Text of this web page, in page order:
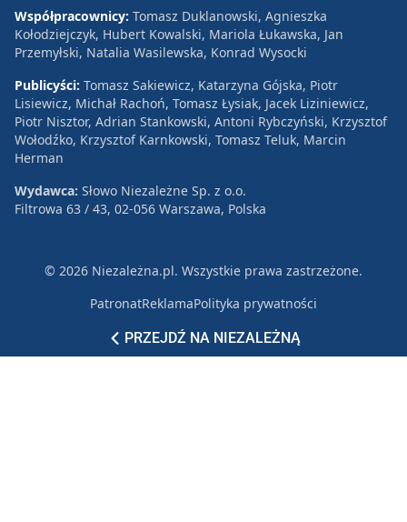
PRZEJDŹ NA NIEZALEŻNĄ
Współpracownicy: Tomasz Duklanowski, Agnieszka
Kołodziejczyk, Hubert Kowalski, Mariola Łukawska, Jan
Przemyłski, Natalia Wasilewska, Konrad Wysocki
Publicyści: Tomasz Sakiewicz, Katarzyna Gójska, Piotr
Lisiewicz, Michał Rachoń, Tomasz Łysiak, Jacek Liziniewicz,
Piotr Nisztor, Adrian Stankowski, Antoni Rybczyński, Krzysztof
Wołodźko, Krzysztof Karnkowski, Tomasz Teluk, Marcin
Herman
Wydawca: Słowo Niezależne Sp. z o.o.
Filtrowa 63 / 43, 02-056 Warszawa, Polska
© 2026 Niezależna.pl. Wszystkie prawa zastrzeżone.
PatronatReklamaPolityka prywatności